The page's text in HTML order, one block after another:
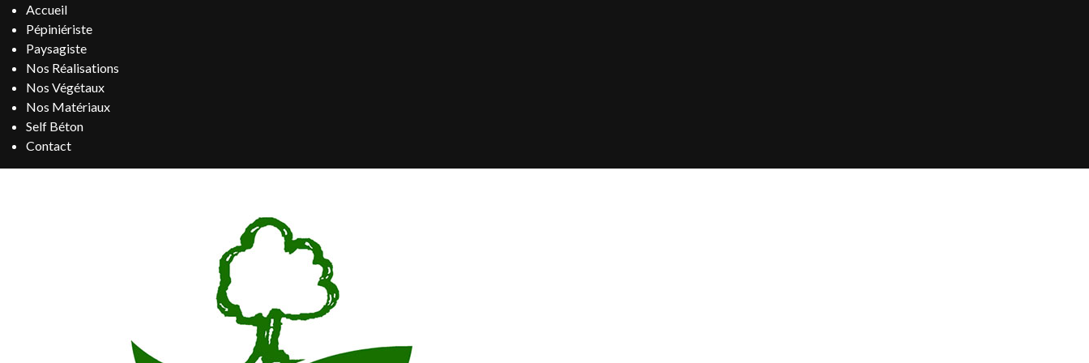
Accueil
Pépiniériste
Paysagiste
Nos Réalisations
Nos Végétaux
Nos Matériaux
Self Béton
Contact